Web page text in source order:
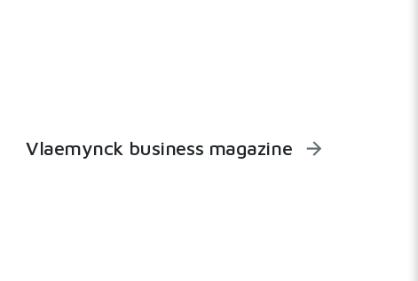
Vlaemynck business magazine